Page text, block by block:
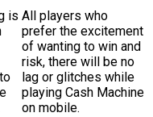
is All players who
prefer the excitement
of wanting to win and
risk, there will be no
lag or glitches while
playing Cash Machine
on mobile.